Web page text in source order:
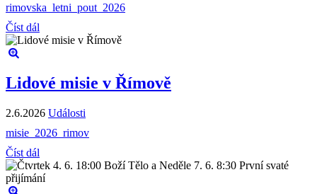
rimovska_letni_pout_2026
Číst dál
Lidové misie v Římově
2.6.2026 Události
misie_2026_rimov
Číst dál